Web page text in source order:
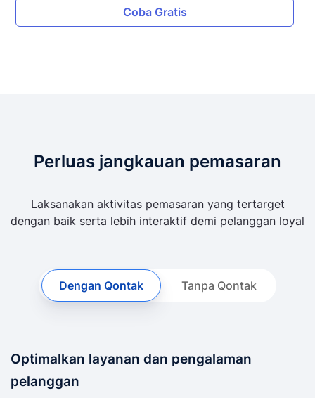
Coba Gratis
Perluas jangkauan pemasaran
Laksanakan aktivitas pemasaran yang tertarget
dengan baik serta lebih interaktif demi pelanggan loyal
Dengan Qontak Tanpa Qontak
Optimalkan layanan dan pengalaman
pelanggan